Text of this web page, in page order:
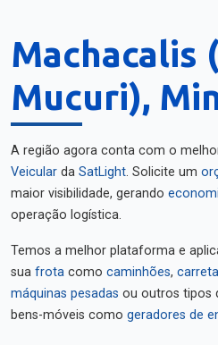
Machacalis
Mucuri),
A região agora conta com o
Veicular da SatLight. Solicite um
maior visibilidade, gerando
operação logística.
Temos a melhor plataforma e
sua frota como caminhões,
máquinas pesadas ou outros tipos
bens-móveis como geradores de